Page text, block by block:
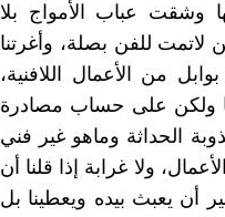
وشقت عباب الأمواج بلا
للفن بصلة، وأغرتنا
من الأعمال اللافنية،
ولكن على حساب مصادرة
الحداثة وماهو غير فني
ولا غرابة إذا قلنا أن
أن يعبث بيده ويعطينا بل